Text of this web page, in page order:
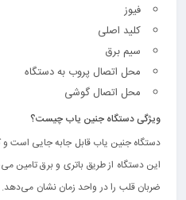
فیوز
کلید اصلی
سیم برق
محل اتصال پروب به دستگاه
محل اتصال گوشی
ویژگی دستگاه جنین یاب چیست؟
دستگاه جنین یاب قابل جا‌به جایی است و
این دستگاه از طریق باتری و برق تامین
ضربان قلب را در واحد زمان نشان می‌دهد.